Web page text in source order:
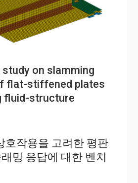
study on slamming
flat-stiffened plates
fluid-structure
호작용을 고려한 평판
밍 응답에 대한 벤치